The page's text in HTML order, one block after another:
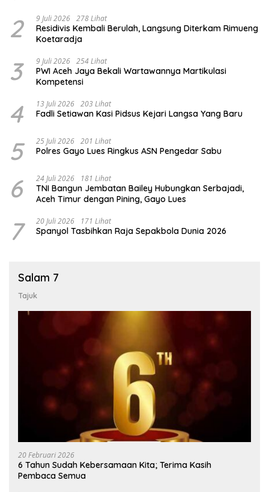
2 9 Juli 2026 278 Lihat
Residivis Kembali Berulah, Langsung Diterkam Rimueng
Koetaradja
3 9 Juli 2026 254 Lihat
PWI Aceh Jaya Bekali Wartawannya Martikulasi
Kompetensi
4 13 Juli 2026 203 Lihat
Fadli Setiawan Kasi Pidsus Kejari Langsa Yang Baru
5 25 Juli 2026 201 Lihat
Polres Gayo Lues Ringkus ASN Pengedar Sabu
6 24 Juli 2026 181 Lihat
TNI Bangun Jembatan Bailey Hubungkan Serbajadi,
Aceh Timur dengan Pining, Gayo Lues
7 20 Juli 2026 171 Lihat
Spanyol Tasbihkan Raja Sepakbola Dunia 2026
Salam 7
Tajuk
20 Februari 2026
6 Tahun Sudah Kebersamaan Kita; Terima Kasih
Pembaca Semua